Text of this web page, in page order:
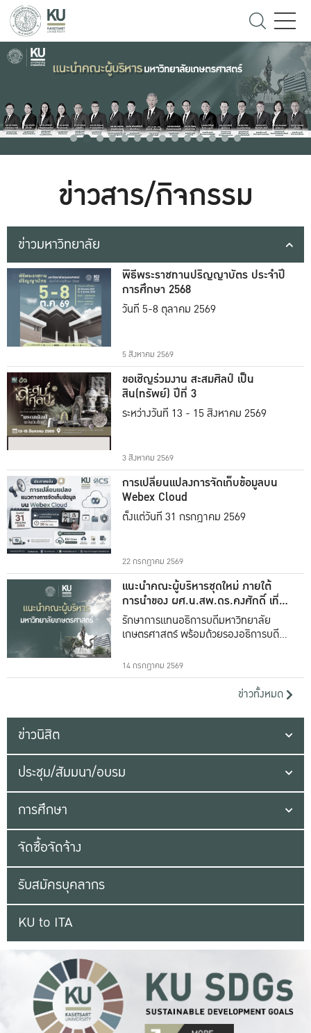
ข่าวสาร/กิจกรรม
ข่าวมหาวิทยาลัย
พิธีพระราชทานปริญญาบัตร ประจำปี
การศึกษา 2568
วันที่ 5-8 ตุลาคม 2569
5 สิงหาคม 2569
ขอเชิญร่วมงาน สะสมศิลป์ เป็น
สิน(ทรัพย์) ปีที่ 3
ระหว่างวันที่ 13 - 15 สิงหาคม 2569
3 สิงหาคม 2569
การเปลี่ยนแปลงการจัดเก็บข้อมูลบน
Webex Cloud
ตั้งแต่วันที่ 31 กรกฎาคม 2569
22 กรกฎาคม 2569
แนะนำคณะผู้บริหารชุดใหม่ ภายใต้
การนำของ ผศ.น.สพ.ดร.คงศักดิ์ เที่ยง
ธรรม
รักษาการแทนอธิการบดีมหาวิทยาลัย
เกษตรศาสตร์ พร้อมด้วยรองอธิการบดีทั้ง
14 กรกฎาคม 2569
ข่าวทั้งหมด
ข่าวนิสิต
ประชุม/สัมมนา/อบรม
การศึกษา
จัดซื้อจัดจ้าง
รับสมัครบุคลากร
KU to ITA